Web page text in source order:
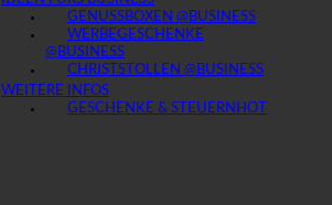
GENUSSBOXEN @BUSINESS
WERBEGESCHENKE
@BUSINESS
CHRISTSTOLLEN @BUSINESS
WEITERE INFOS
GESCHENKE & STEUERN